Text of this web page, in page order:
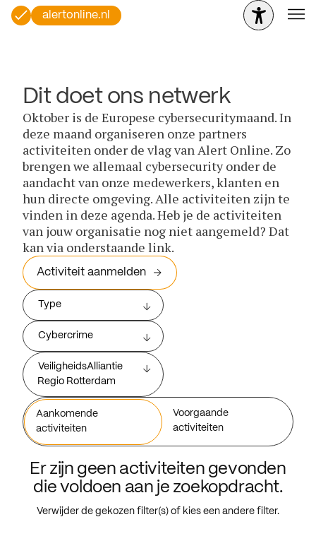
alertonline.nl
Dit doet ons netwerk
Oktober is de Europese cybersecuritymaand. In
deze maand organiseren onze partners
activiteiten onder de vlag van Alert Online. Zo
brengen we allemaal cybersecurity onder de
aandacht van onze medewerkers, klanten en
hun directe omgeving. Alle activiteiten zijn te
vinden in deze agenda. Heb je de activiteiten
van jouw organisatie nog niet aangemeld? Dat
kan via onderstaande link.
Activiteit aanmelden
Type
Cybercrime
VeiligheidsAlliantie
Regio Rotterdam
Aankomende
activiteiten
Voorgaande
activiteiten
Er zijn geen activiteiten gevonden
die voldoen aan je zoekopdracht.
Verwijder de gekozen filter(s) of kies een andere filter.